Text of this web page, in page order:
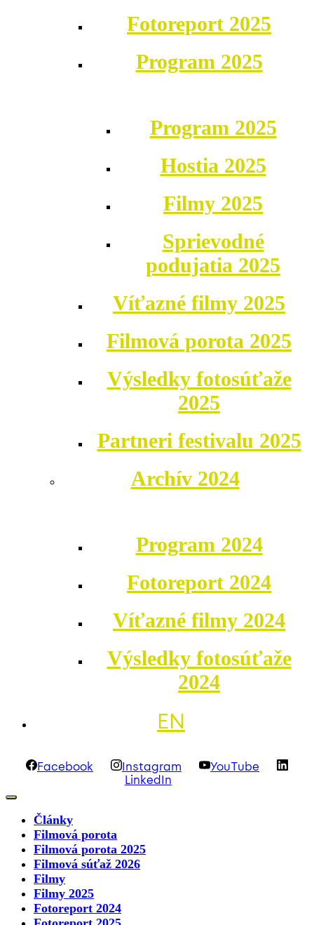
Fotoreport 2025
Program 2025
Program 2025
Hostia 2025
Filmy 2025
Sprievodné
podujatia 2025
Víťazné filmy 2025
Filmová porota 2025
Výsledky fotosúťaže
2025
Partneri festivalu 2025
Archív 2024
Program 2024
Fotoreport 2024
Víťazné filmy 2024
Výsledky fotosúťaže
2024
EN
Facebook Instagram
YouTube
LinkedIn
Články
Filmová porota
Filmová porota 2025
Filmová súťaž 2026
Filmy
Filmy 2025
Fotoreport 2024